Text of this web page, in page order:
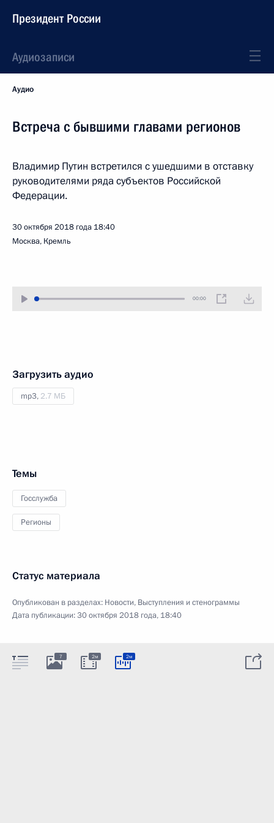
Президент России
Аудиозаписи
Аудио
Встреча с бывшими главами регионов
Владимир Путин встретился с ушедшими в отставку
руководителями ряда субъектов Российской
Федерации.
30 октября 2018 года 18:40
Москва, Кремль
00:00
Загрузить аудио
mp3, 2.7 МБ
Темы
Госслужба
Регионы
Статус материала
Опубликован в разделах: Новости, Выступления и стенограммы
Дата публикации:30 октября 2018 года, 18:40
7 2м 2м